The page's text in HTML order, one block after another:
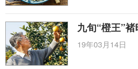
九旬“橙王”
19年03月14日